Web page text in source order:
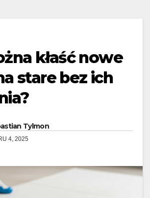
kłaść nowe
stare bez ich
Tylmon
4, 2025